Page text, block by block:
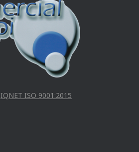
IQNET ISO 9001:2015